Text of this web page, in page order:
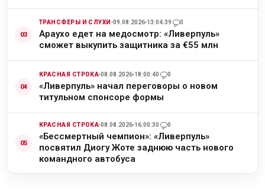
ТРАНСФЕРЫ И СЛУХИ 09.08.2026 13:04:39 0
Араухо едет на медосмотр: «Ливерпуль»
сможет выкупить защитника за €55 млн
КРАСНАЯ СТРОКА 08.08.2026 18:00:40 0
«Ливерпуль» начал переговоры о новом
титульном спонсоре формы
КРАСНАЯ СТРОКА 08.08.2026 16:00:30 0
«Бессмертный чемпион»: «Ливерпуль»
посвятил Диогу Жоте заднюю часть нового
командного автобуса